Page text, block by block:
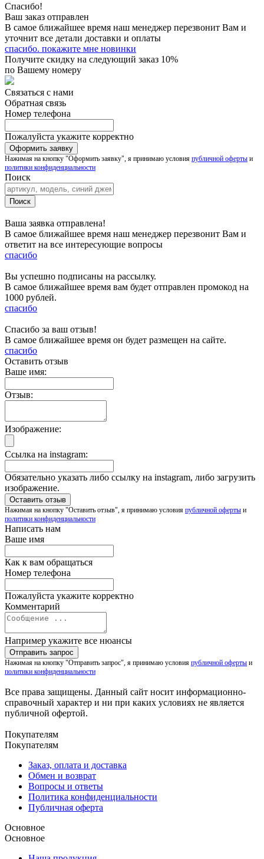
Спасибо!
Ваш заказ отправлен
В самое ближайшее время наш менеджер перезвонит Вам и
уточнит все детали доставки и оплаты
спасибо. покажите мне новинки
Получите скидку на следующий заказ 10%
по Вашему номеру
Связаться с нами
Обратная связь
Номер телефона
Пожалуйста укажите корректно
Нажимая на кнопку "Оформить заявку", я принимаю условия публичной оферты и
политики конфиденциальности
Поиск
Ваша заявка отправлена!
В самое ближайшее время наш менеджер перезвонит Вам и
ответит на все интересующие вопросы
спасибо
Вы успешно подписаны на рассылку.
В самое ближайшее время вам будет отправлен промокод на
1000 рублей.
спасибо
Спасибо за ваш отзыв!
В самое ближайшее время он будет размещен на сайте.
спасибо
Оставить отзыв
Ваше имя:
Отзыв:
Изображение:
Ссылка на instagram:
Обязательно указать либо ссылку на instagram, либо загрузить
изображение.
Нажимая на кнопку "Оставить отзыв", я принимаю условия публичной оферты и
политики конфиденциальности
Написать нам
Ваше имя
Как к вам обращаться
Номер телефона
Пожалуйста укажите корректно
Комментарий
Например укажите все нюансы
Нажимая на кнопку "Отправить запрос", я принимаю условия публичной оферты и
политики конфиденциальности
Все права защищены. Данный сайт носит информационно-
справочный характер и ни при каких условиях не является
публичной офертой.
Покупателям
Покупателям
Заказ, оплата и доставка
Обмен и возврат
Вопросы и ответы
Политика конфиденциальности
Публичная оферта
Основное
Основное